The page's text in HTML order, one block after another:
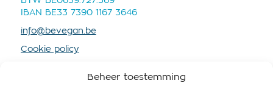
Beheer toestemming
IBAN BE33 7390 1167 3646
info@bevegan.be
Cookie policy